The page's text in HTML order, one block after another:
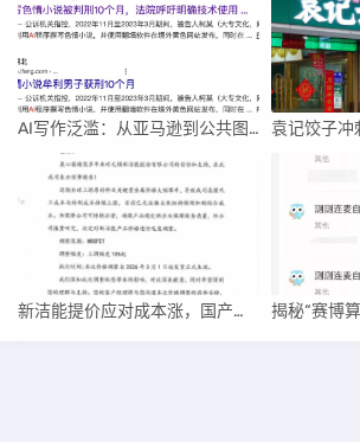
AI写作泛滥：从亚马逊到公共图书馆的“赛博泔水”
新洁能提价应对成本涨，国产芯片涨价潮来袭